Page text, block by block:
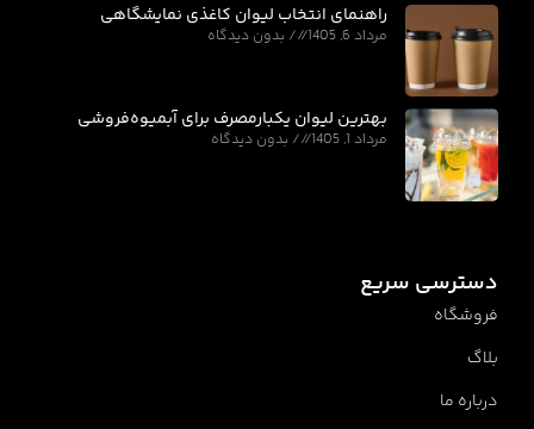
راهنمای انتخاب لیوان کاغذی نمایشگاهی
مرداد 6, 1405 بدون دیدگاه
بهترین لیوان یکبارمصرف برای آبمیوه‌فروشی
مرداد 1, 1405 بدون دیدگاه
دسترسی سریع
فروشگاه
بلاگ
درباره ما